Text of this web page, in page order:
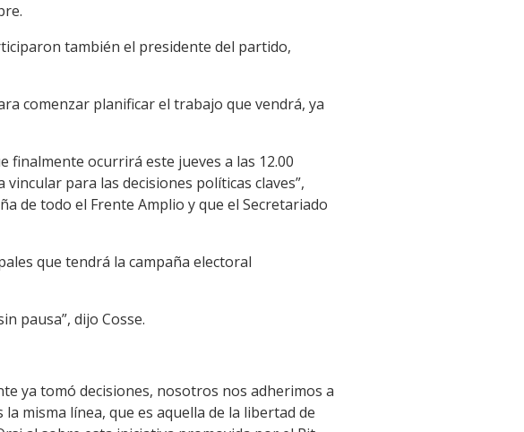
también el presidente del partido,
comenzar planificar el trabajo que vendrá, ya
finalmente ocurrirá este jueves a las 12.00
para las decisiones políticas claves”,
de todo el Frente Amplio y que el Secretariado
que tendrá la campaña electoral
pausa”, dijo Cosse.
ya tomó decisiones, nosotros nos adherimos a
misma línea, que es aquella de la libertad de